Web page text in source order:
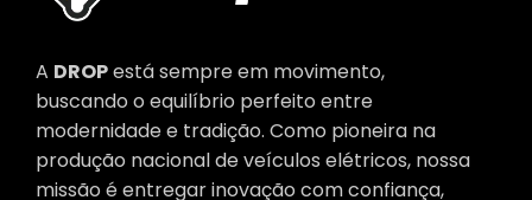
A DROPestá sempre em movimento,
buscando o equilíbrio perfeito entre
modernidade e tradição. Como pioneira na
produção nacional de veículos elétricos, nossa
missão é entregar inovação com confiança,